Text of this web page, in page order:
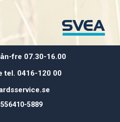
fre 07.30-16.00
tel. 0416-120 00
5889